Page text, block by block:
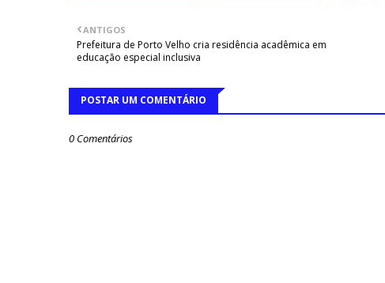
ANTIGOS
Prefeitura de Porto Velho cria residência acadêmica em
educação especial inclusiva
POSTAR UM COMENTÁRIO
0 Comentários